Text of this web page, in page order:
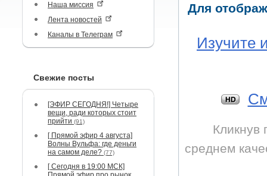
Наша миссия
Лента новостей
Каналы в Телеграм
Свежие посты
[ЭФИР СЕГОДНЯ!] Четыре
вещи, ради которых стоит
прийти (91)
[ Прямой эфир 4 августа]
Волны Вульфа: где деньги
на самом деле? (77)
[ Сегодня в 19:00 МСК]
Для
Изучите
Кликнув
среднем